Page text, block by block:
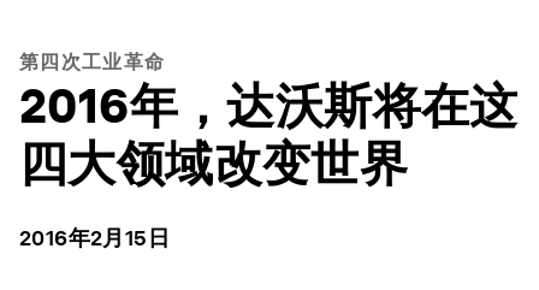
第四次工业革命
2016年，达沃斯将在这
四大领域改变世界
2016年2月15日